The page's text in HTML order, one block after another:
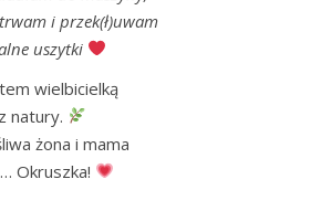
i przek(ł)uwam
uszytki
wielbicielką
natury.
żona i mama
Okruszka!